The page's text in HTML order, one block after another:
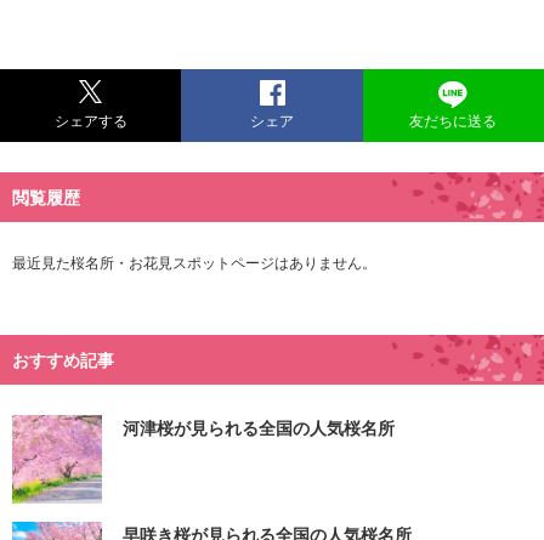
シェアする シェア 友だちに送る
閲覧履歴
最近見た桜名所・お花見スポットページはありません。
おすすめ記事
河津桜が見られる全国の人気桜名所
早咲き桜が見られる全国の人気桜名所